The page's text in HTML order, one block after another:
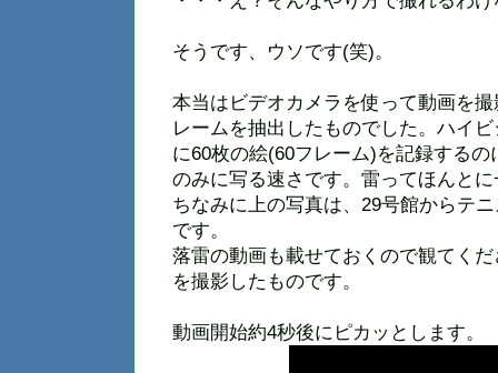
そうです、ウソです(笑)。
本当はビデオカメラを使って動画を
レームを抽出したものでした。ハイ
に60枚の絵(60フレーム)を記録する
のみに写る速さです。雷ってほんと
ちなみに上の写真は、29号館からテ
です。
落雷の動画も載せておくので観てく
を撮影したものです。
動画開始約4秒後にピカッとします。